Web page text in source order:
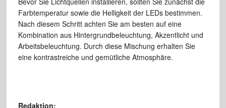
Farbtemperatur sowie die Helligkeit der LEDs bestimmen.
Nach diesem Schritt achten Sie am besten auf eine
Kombination aus Hintergrundbeleuchtung, Akzentlicht und
Arbeitsbeleuchtung. Durch diese Mischung erhalten Sie
eine kontrastreiche und gemütliche Atmosphäre.
Redaktion: